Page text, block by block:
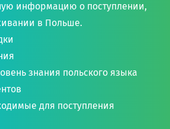
информацию о поступлении,
в Польше.
знания польского языка
для поступления